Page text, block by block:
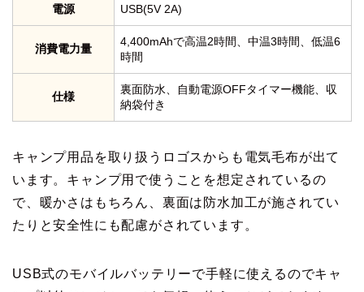
電源 USB(5V 2A)
消費電力量
4,400mAhで高温2時間、中温3時間、低温6
時間
仕様
裏面防水、自動電源OFFタイマー機能、収
納袋付き
キャンプ用品を取り扱うロゴスからも電気毛布が出て
います。キャンプ用で使うことを想定されているの
で、暖かさはもちろん、裏面は防水加工が施されてい
たりと安全性にも配慮がされています。
USB式のモバイルバッテリーで手軽に使えるのでキャ